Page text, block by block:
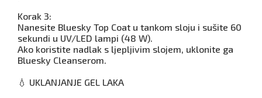
Korak 3:
Nanesite Bluesky Top Coat u tankom sloju i sušite 60
sekundi u UV/LED lampi (48 W).
Ako koristite nadlak s ljepljivim slojem, uklonite ga
Bluesky Cleanserom.
💧 UKLANJANJE GEL LAKA